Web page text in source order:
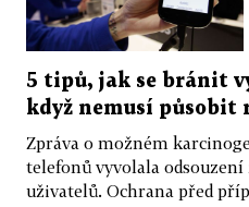
5 tipů, jak se bránit
když nemusí působit
Zpráva o možném
telefonů vyvolala
uživatelů. Ochrana před